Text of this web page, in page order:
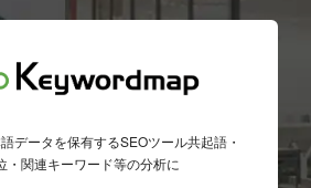
データを保有するSEOツール共起語・
・関連キーワード等の分析に